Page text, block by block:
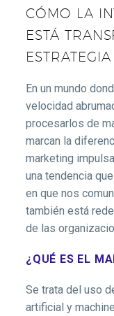
CÓMO LA
ESTÁ
ESTRATEGIA
En un mundo
velocidad
procesarlos de
marcan la
marketing
una tendencia
en que nos
también está
de las
¿QUÉ ES EL
Se trata del uso
artificial y